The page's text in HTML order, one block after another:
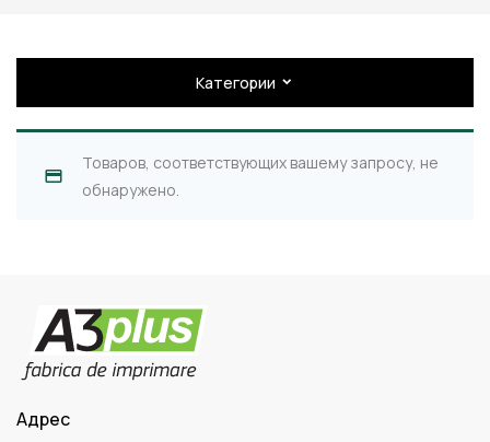
Категории
Товаров, соответствующих вашему запросу, не
обнаружено.
Адрес